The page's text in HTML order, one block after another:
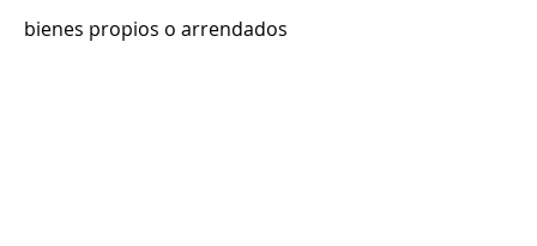
bienes propios o arrendados